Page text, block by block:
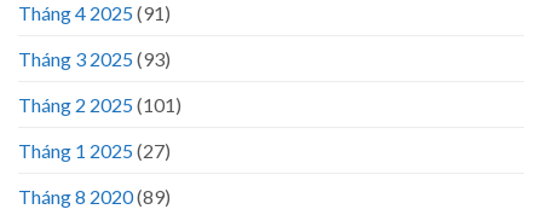
Tháng 4 2025(91)
Tháng 3 2025(93)
Tháng 2 2025(101)
Tháng 1 2025(27)
Tháng 8 2020(89)